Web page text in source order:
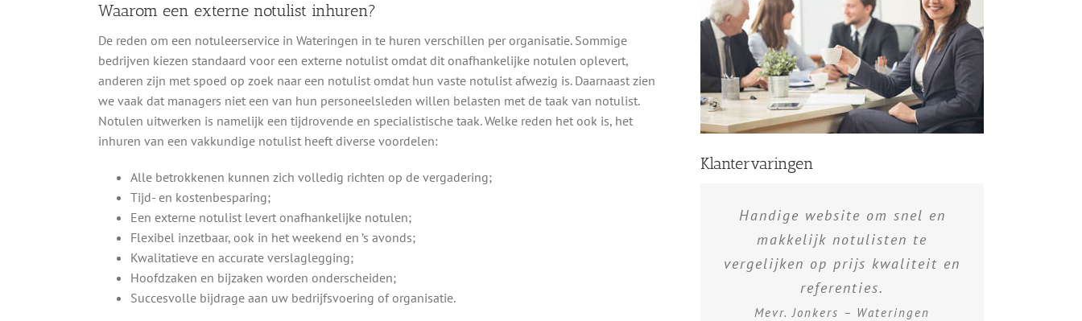
Waarom een externe notulist inhuren?
De reden om een notuleerservice in Wateringen in te huren verschillen per organisatie. Sommige
bedrijven kiezen standaard voor een externe notulist omdat dit onafhankelijke notulen oplevert,
anderen zijn met spoed op zoek naar een notulist omdat hun vaste notulist afwezig is. Daarnaast zien
we vaak dat managers niet een van hun personeelsleden willen belasten met de taak van notulist.
Notulen uitwerken is namelijk een tijdrovende en specialistische taak. Welke reden het ook is, het
inhuren van een vakkundige notulist heeft diverse voordelen:
Alle betrokkenen kunnen zich volledig richten op de vergadering;
Tijd- en kostenbesparing;
Een externe notulist levert onafhankelijke notulen;
Flexibel inzetbaar, ook in het weekend en ’s avonds;
Kwalitatieve en accurate verslaglegging;
Hoofdzaken en bijzaken worden onderscheiden;
Succesvolle bijdrage aan uw bedrijfsvoering of organisatie.
Klantervaringen
Handige website om snel en
makkelijk notulisten te
vergelijken op prijs kwaliteit en
referenties.
Mevr. Jonkers – Wateringen